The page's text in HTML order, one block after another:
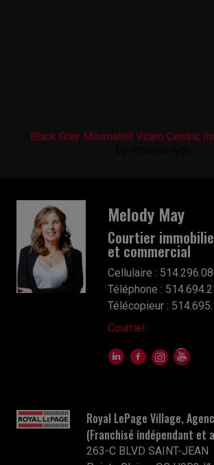
Black Gray Minimalist Video Centric
Melody May
Courtier
et commercial
Cellulaire :
Téléphone :
Télécopieur :
Courriel
Royal LePage Village,
(Franchisé indépendant et
263-C BLVD SAINT-JEAN